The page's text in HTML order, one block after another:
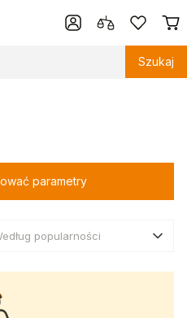
Szukaj
parametry
popularności